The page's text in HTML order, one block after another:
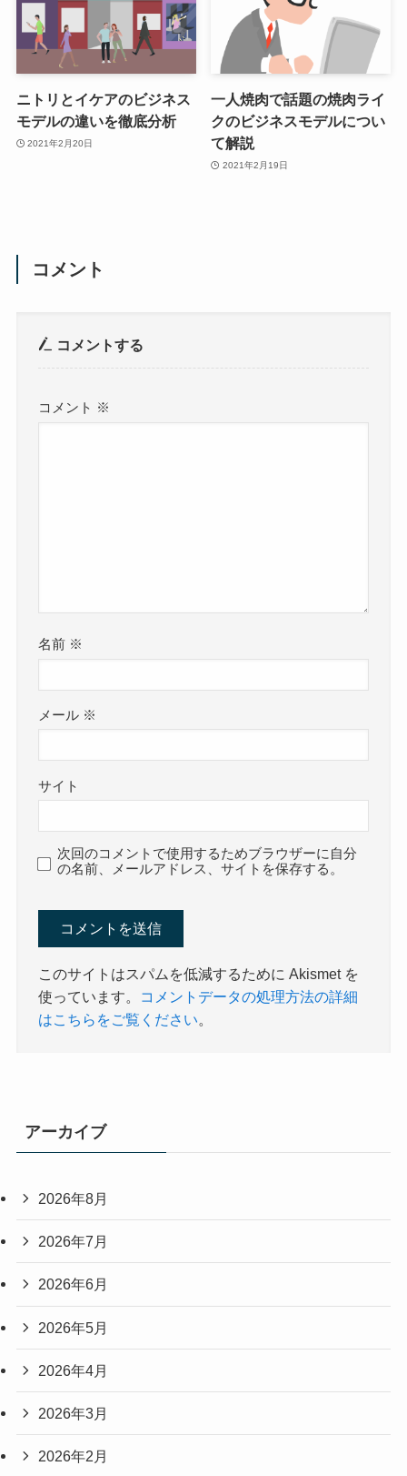
ニトリとイケアのビジネス
モデルの違いを徹底分析
2021年2月20日
一人焼肉で話題の焼肉ライ
クのビジネスモデルについ
て解説
2021年2月19日
コメント
コメントする
コメント ※
名前 ※
メール ※
サイト
次回のコメントで使用するためブラウザーに自分
の名前、メールアドレス、サイトを保存する。
このサイトはスパムを低減するために Akismet を
使っています。
コメントデータの処理方法の詳細
はこちらをご覧ください
アーカイブ
2026年8月
2026年7月
2026年6月
2026年5月
2026年4月
2026年3月
2026年2月